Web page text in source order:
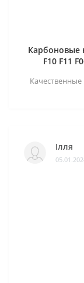
Карбоновые
F10 F11
Качественные
Ілля